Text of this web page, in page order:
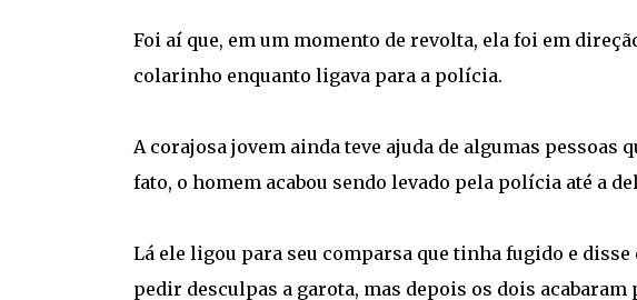
Foi aí que, em um momento de revolta, ela foi em
colarinho enquanto ligava para a polícia.
A corajosa jovem ainda teve ajuda de algumas pessoas
fato, o homem acabou sendo levado pela polícia até a
Lá ele ligou para seu comparsa que tinha fugido e
pedir desculpas a garota, mas depois os dois acabaram